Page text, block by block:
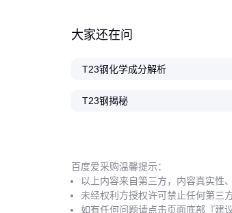
大家还在问
T23钢化学成分解析
T23钢揭秘
百度爱采购温馨提示：
以上内容来自第三方，内容真实性
未经权利方授权许可禁止任何第三
如有任何问题请点击页面底部『建